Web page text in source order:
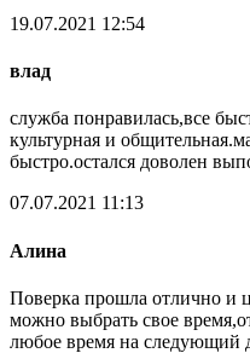
19.07.2021 12:54
влад
служба понравилась,все
культурная и
быстро.остался доволен
07.07.2021 11:13
Алина
Поверка прошла отлично и
можно выбрать свое
любое время на следующий